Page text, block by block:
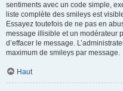
sentiments avec un code simple,
liste complète des smileys est
Essayez toutefois de ne pas en
message illisible et un modérateur
d’effacer le message.
maximum de smileys par message.
Haut